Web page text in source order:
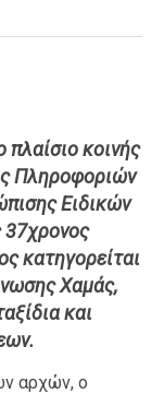
κοινής
Πληροφοριών
Ειδικών
κατηγορείται
Χαμάς,
και
αρχών, ο